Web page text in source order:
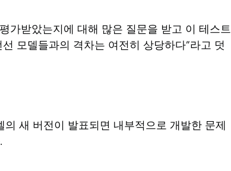
가받았는지에 대해 많은 질문을 받고 이 테스트
모델들과의 격차는 여전히 상당하다”라고 덧
새 버전이 발표되면 내부적으로 개발한 문제